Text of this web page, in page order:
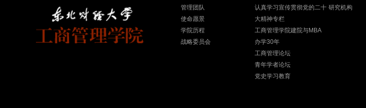
管理团队
使命愿景
学院历程
战略委员会
认真学习宣传贯彻党的二十
大精神专栏
工商管理学院建院与MBA
办学30年
工商管理论坛
青年学者论坛
党史学习教育
研究机构